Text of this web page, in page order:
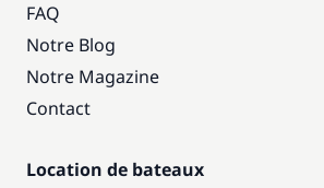
FAQ
Notre Blog
Notre Magazine
Contact
Location de bateaux